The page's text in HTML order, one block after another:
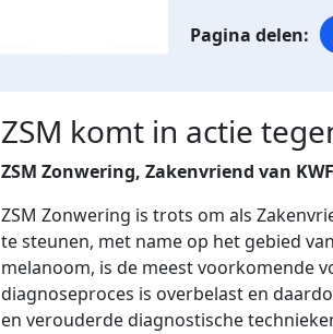
ZSM komt in actie
ZSM Zonwering, Zakenvriend van KWF
ZSM Zonwering is trots om als
te steunen, met name op het gebied
melanoom, is de meest voorkomende
diagnoseproces is overbelast en
en verouderde diagnostische